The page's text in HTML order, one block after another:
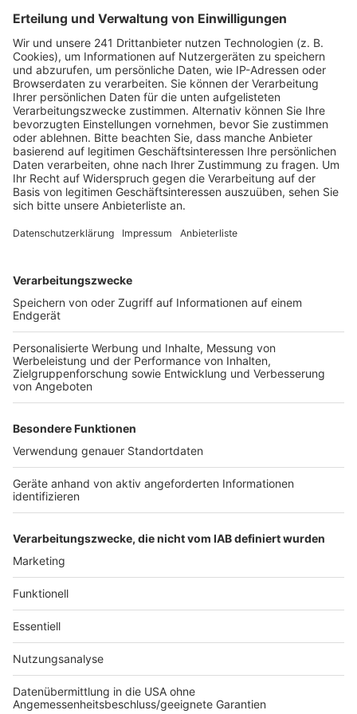
Veröffentlicht:Dienstag, 14.10.2025 16:44
Anzeige
Trickdiebinnen in Pulheim und Frechen
unterwegs
Anzeige
Am Montagvormittag (13. Oktober) waren
Pflegekräfte zu sein, Zutritt zu den Wohnungen älterer
Menschen. In beiden Fällen wurden anschließend
Wertgegenstände gestohlen, darunter Goldschmuck
und eine Geldbörse. Die Polizei im Rhein-Erft-Kreis
sucht nach zwei Frauen, die etwa 1,60 Meter groß
sind. Eine der Frauen trug einen braunen Zopf und einen
Pullover.
Die Ermittler warnen eindringlich davor, Fremde ins
Haus zu lassen. Im Zweifel sollte lieber einmal mehr
nachgefragt werden. Echte Pflegedienste oder
Handwerker kündigen ihren Besuch in der Regel vorher
an. Hinweise zu den Täterinnen nimmt die Polizei im
Rhein-Erft-Kreis entgegen.
Anzeige
Anzeige